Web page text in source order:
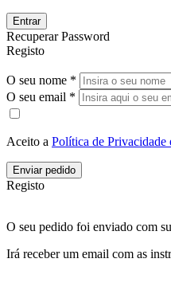
Entrar
Recuperar Password
Registo
O seu nome *
O seu email *
Aceito a Política de Privacidade
Enviar pedido
Registo
O seu pedido foi enviado com
Irá receber um email com as